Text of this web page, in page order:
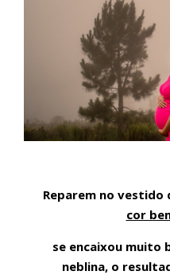
Reparem no vestido
cor
se encaixou muito
neblina, o